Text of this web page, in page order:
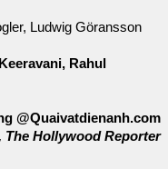
Ludwig Göransson
Rahul
@Quaivatdienanh.com
The Hollywood Reporter